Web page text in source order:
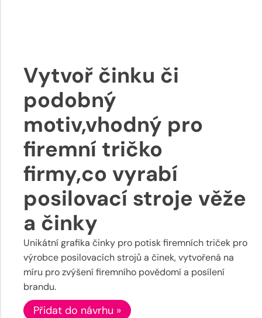
Vytvoř činku či
podobný
motiv,vhodný pro
firemní tričko
firmy,co vyrabí
posilovací stroje věže
a činky
Unikátní grafika činky pro potisk firemních triček pro
výrobce posilovacích strojů a činek, vytvořená na
míru pro zvýšení firemního povědomí a posílení
brandu.
Přidat do návrhu »